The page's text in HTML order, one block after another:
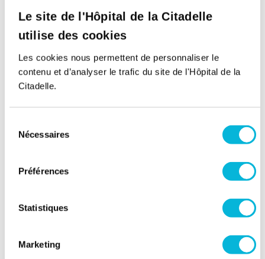
Le site de l'Hôpital de la Citadelle
utilise des cookies
Les cookies nous permettent de personnaliser le
contenu et d’analyser le trafic du site de l'Hôpital de la
Citadelle.
Nécessaires
Préférences
Statistiques
Marketing
1 seul fichier.
Limité à 10 Mo.
Types autorisés : pdf.
plus d’informations sur le traitement de vos
données dansla politique de protection des
données personnelles